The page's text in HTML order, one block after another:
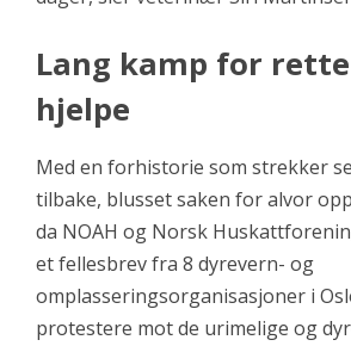
Lang kamp for
hjelpe
Med en forhistorie som strekker
tilbake, blusset saken for alvor
da NOAH og Norsk
et fellesbrev fra 8 dyrevern- og
omplasseringsorganisasjoner i
protestere mot de urimelige og